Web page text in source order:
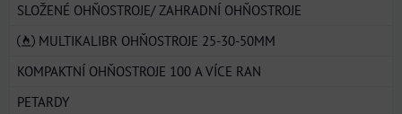
SLOŽENÉ OHŇOSTROJE/ ZAHRADNÍ OHŇOSTROJE
MULTIKALIBR OHŇOSTROJE 25-30-50MM
KOMPAKTNÍ OHŇOSTROJE 100 A VÍCE RAN
PETARDY